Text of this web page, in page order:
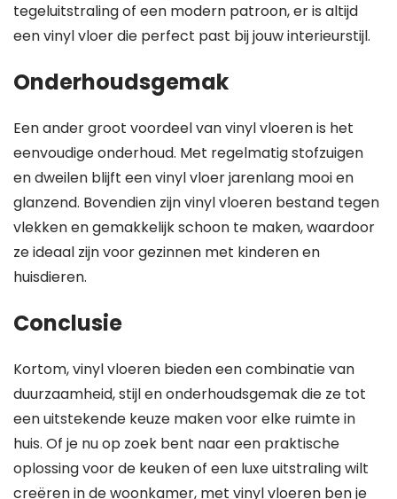
tegeluitstraling of een modern patroon, er is altijd
een vinyl vloer die perfect past bij jouw interieurstijl.
Onderhoudsgemak
Een ander groot voordeel van vinyl vloeren is het
eenvoudige onderhoud. Met regelmatig stofzuigen
en dweilen blijft een vinyl vloer jarenlang mooi en
glanzend. Bovendien zijn vinyl vloeren bestand tegen
vlekken en gemakkelijk schoon te maken, waardoor
ze ideaal zijn voor gezinnen met kinderen en
huisdieren.
Conclusie
Kortom, vinyl vloeren bieden een combinatie van
duurzaamheid, stijl en onderhoudsgemak die ze tot
een uitstekende keuze maken voor elke ruimte in
huis. Of je nu op zoek bent naar een praktische
oplossing voor de keuken of een luxe uitstraling wilt
creëren in de woonkamer, met vinyl vloeren ben je